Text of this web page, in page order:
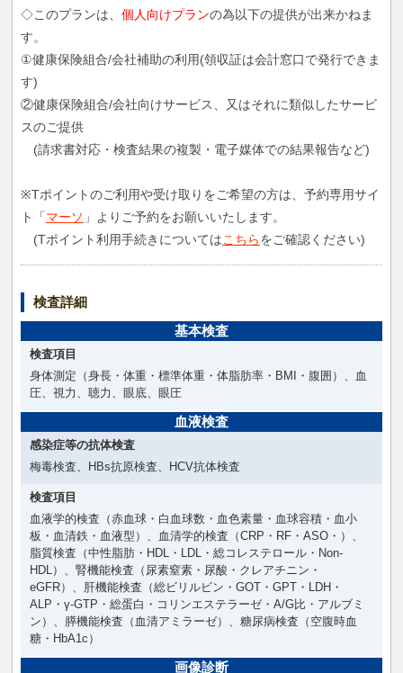
◇このプランは、 個人向けプランの為以下の提供が出来かねま
す。
①健康保険組合/会社補助の利用(領収証は会計窓口で発行できま
す)
②健康保険組合/会社向けサービス、又はそれに類似したサービ
スのご提供
(請求書対応・検査結果の複製・電子媒体での結果報告など)
※Tポイントのご利用や受け取りをご希望の方は、予約専用サイ
ト「マーソ 」よりご予約をお願いいたします。
(Tポイント利用手続きについてはこちらをご確認ください)
検査詳細
基本検査
検査項目
身体測定（身長・体重・標準体重・体脂肪率・BMI・腹囲）、血
圧、視力、聴力、眼底、眼圧
血液検査
感染症等の抗体検査
梅毒検査、HBs抗原検査、HCV抗体検査
検査項目
血液学的検査（赤血球・白血球数・血色素量・血球容積・血小
板・血清鉄・血液型）、血清学的検査（CRP・RF・ASO・）、
脂質検査（中性脂肪・HDL・LDL・総コレステロール・Non-
HDL）、腎機能検査（尿素窒素・尿酸・クレアチニン・
eGFR）、肝機能検査（総ビリルビン・GOT・GPT・LDH・
ALP・γ-GTP・総蛋白・コリンエステラーゼ・A/G比・アルブミ
ン）、膵機能検査（血清アミラーゼ）、糖尿病検査（空腹時血
糖・HbA1c）
画像診断